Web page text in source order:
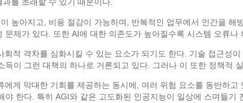
를 초래할 수 있기 때문이다.
높아지고, 비용 절감이 가능하며, 반복적인 업무에서 인간을
문제가 있다. 또한 AI에 대한 의존도가 높아질수록 시스템 오류나
회적 격차를 심화시킬 수 있는 요소가 되기도 한다. 기술 접근성
득이 그런 대책의 하나로 거론되고 있다. 그러나 이 또한 정책적
에게 막대한 기회를 제공하는 동시에, 여러 위험 요소를 동반하
야 한다. 특히 AGI와 같은 고도화된 인공지능이 일상에 스며들